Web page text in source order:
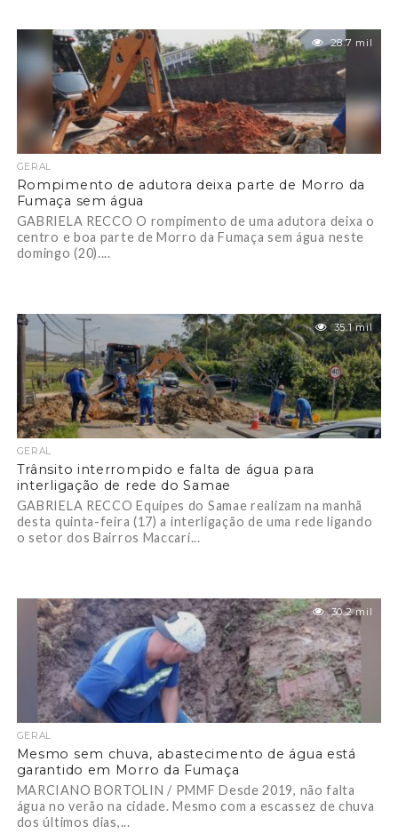
28.7 mil
GERAL
Rompimento de adutora deixa parte de Morro da
Fumaça sem água
GABRIELA RECCO O rompimento de uma adutora deixa o
centro e boa parte de Morro da Fumaça sem água neste
domingo (20)....
35.1 mil
GERAL
Trânsito interrompido e falta de água para
interligação de rede do Samae
GABRIELA RECCO Equipes do Samae realizam na manhã
desta quinta-feira (17) a interligação de uma rede ligando
o setor dos Bairros Maccari...
30.2 mil
GERAL
Mesmo sem chuva, abastecimento de água está
garantido em Morro da Fumaça
MARCIANO BORTOLIN / PMMF Desde 2019, não falta
água no verão na cidade. Mesmo com a escassez de chuva
dos últimos dias,...